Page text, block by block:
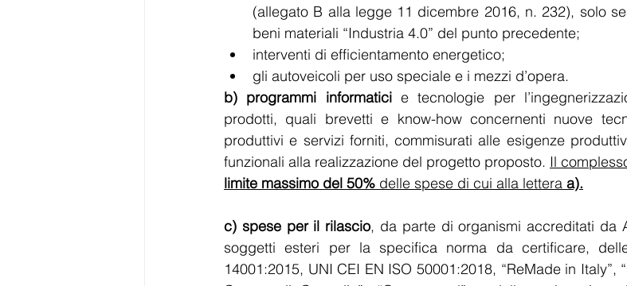
(allegato B alla legge 11 dicembre 2016, n. 232), solo
beni materiali “Industria 4.0” del punto precedente;
interventi di efficientamento energetico;
gli autoveicoli per uso speciale e i mezzi d’opera.
b) programmi informatici e tecnologie per
prodotti, quali brevetti e know-how concernenti nuove
produttivi e servizi forniti, commisurati alle esigenze
funzionali alla realizzazione del progetto proposto.
limite massimo del 50% delle spese di cui alla lettera a).
c) spese per il rilascio, da parte di organismi accreditati da
soggetti esteri per la specifica norma da certificare,
14001:2015, UNI CEI EN ISO 50001:2018, “ReMade in Italy”,